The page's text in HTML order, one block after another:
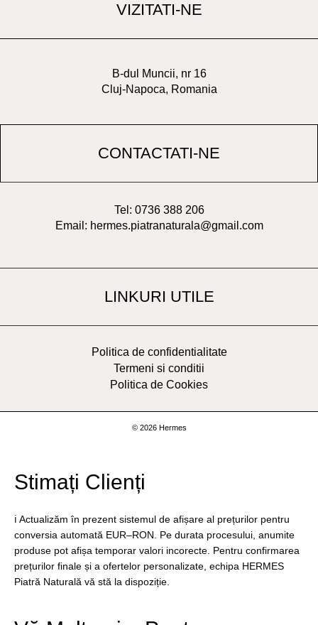
VIZITATI-NE
B-dul Muncii, nr 16
Cluj-Napoca, Romania
CONTACTATI-NE
Tel: 0736 388 206
Email: hermes.piatranaturala@gmail.com
LINKURI UTILE
Politica de confidentialitate
Termeni si conditii
Politica de Cookies
© 2026 Hermes
Stimați Clienți
ℹ️ Actualizăm în prezent sistemul de afișare al prețurilor pentru
conversia automată EUR–RON. Pe durata procesului, anumite
produse pot afișa temporar valori incorecte. Pentru confirmarea
prețurilor finale și a ofertelor personalizate, echipa HERMES
Piatră Naturală vă stă la dispoziție.